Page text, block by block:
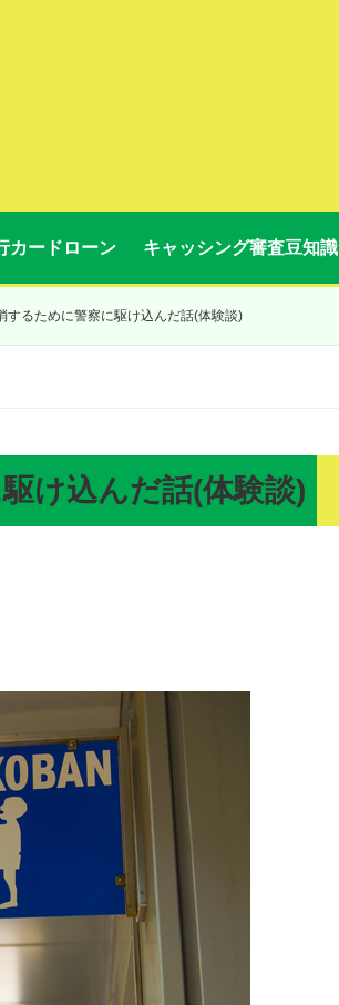
カードローン キャッシング審査豆知識
するために警察に駆け込んだ話(体験談)
け込んだ話(体験談)